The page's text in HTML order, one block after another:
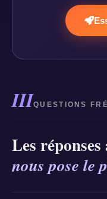
IIIQUESTIONS
Les
nous pose le